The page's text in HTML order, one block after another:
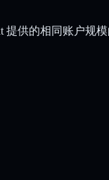
提供的相同账户规